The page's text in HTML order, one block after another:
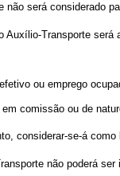
não será considerado
Auxílio-Transporte será
ou emprego
ou de
considerar-se-á
não poderá